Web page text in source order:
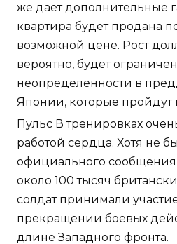
же дает дополнительные
квартира будет продана
возможной цене. Рост
вероятно, будет
неопределенности в
Японии, которые пройдут
Пульс В тренировках
работой сердца. Хотя не
официального
около 100 тысяч
солдат принимали
прекращении боевых
длине Западного фронта.